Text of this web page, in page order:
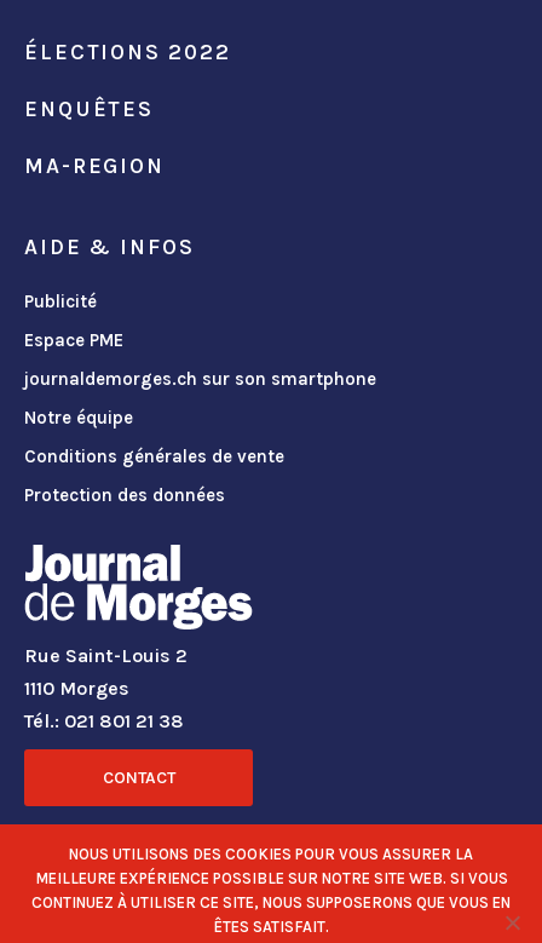
ÉLECTIONS 2022
ENQUÊTES
MA-REGION
AIDE & INFOS
Publicité
Espace PME
journaldemorges.ch sur son smartphone
Notre équipe
Conditions générales de vente
Protection des données
Rue Saint-Louis 2
1110 Morges
Tél.: 021 801 21 38
CONTACT
RÉSEAUX SOCIAUX
NOUS UTILISONS DES COOKIES POUR VOUS ASSURER LA
MEILLEURE EXPÉRIENCE POSSIBLE SUR NOTRE SITE WEB. SI VOUS
CONTINUEZ À UTILISER CE SITE, NOUS SUPPOSERONS QUE VOUS EN
ÊTES SATISFAIT.